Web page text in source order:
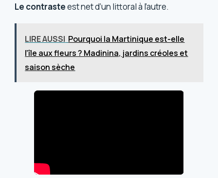
Le contrasteest net d’un littoral à l’autre.
LIRE AUSSI Pourquoi la Martinique est-elle
l’île aux fleurs ? Madinina, jardins créoles et
saison sèche